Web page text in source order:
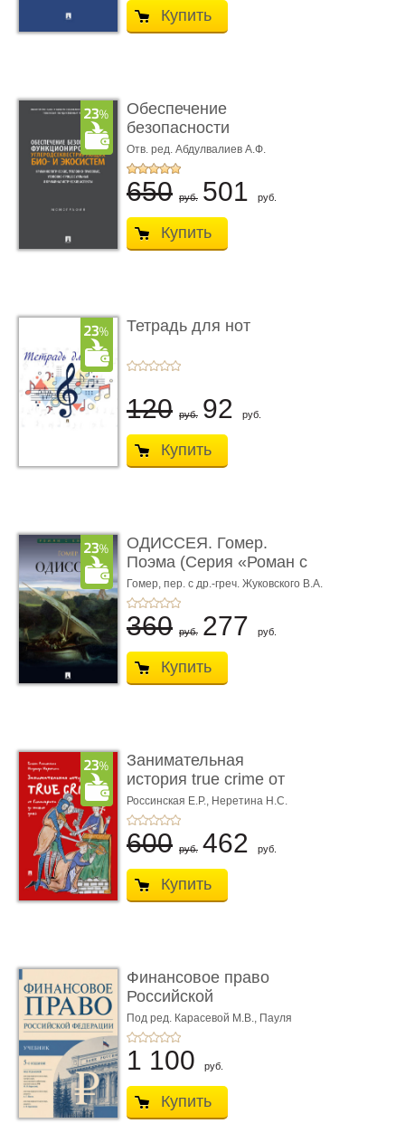
Купить
Обеспечение
безопасности
функционирования уг
...
Отв. ред. Абдулвалиев А.Ф.
650 руб. 501 руб.
Купить
Тетрадь для нот
120 руб. 92 руб.
Купить
ОДИССЕЯ. Гомер.
Поэма (Серия «Роман с
книгой»)
Гомер, пер. с др.-греч. Жуковского В.А.
360 руб. 277 руб.
Купить
Занимательная
история true crime от
Гиппократа до � ...
Россинская Е.Р., Неретина Н.С.
600 руб. 462 руб.
Купить
Финансовое право
Российской
Федерации. 5-е изд�
...
Под ред. Карасевой М.В., Пауля
А.Г., Красюкова А.В.
1 100 руб.
Купить